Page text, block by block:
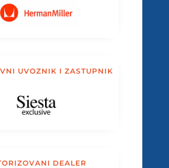
UVOZNIK I ZASTUPNIK
DEALER